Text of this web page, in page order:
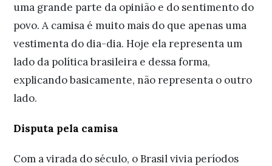
uma grande parte da opinião e do sentimento do
povo. A camisa é muito mais do que apenas uma
vestimenta do dia-dia. Hoje ela representa um
lado da política brasileira e dessa forma,
explicando basicamente, não representa o outro
lado.
Disputa pela camisa
Com a virada do século, o Brasil vivia períodos